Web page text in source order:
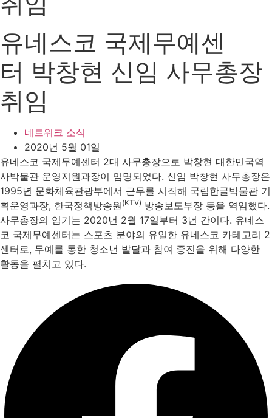
유네스코 국제무예센
터 박창현 신임 사무총장
취임
네트워크 소식
2020년 5월 01일
유네스코 국제무예센터 2대 사무총장으로 박창현 대한민국역
사박물관 운영지원과장이 임명되었다. 신임 박창현 사무총장은
1995년 문화체육관광부에서 근무를 시작해 국립한글박물관 기
획운영과장, 한국정책방송원 (KTV) 방송보도부장 등을 역임했다.
사무총장의 임기는 2020년 2월 17일부터 3년 간이다. 유네스
코 국제무예센터는 스포츠 분야의 유일한 유네스코 카테고리 2
센터로, 무예를 통한 청소년 발달과 참여 증진을 위해 다양한
활동을 펼치고 있다.